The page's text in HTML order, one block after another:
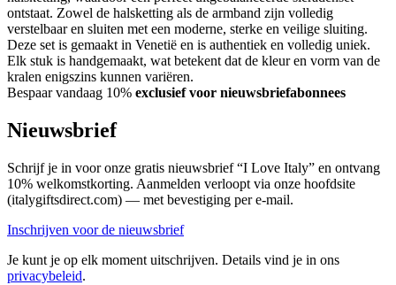
ontstaat. Zowel de halsketting als de armband zijn volledig
verstelbaar en sluiten met een moderne, sterke en veilige sluiting.
Deze set is gemaakt in Venetië en is authentiek en volledig uniek.
Elk stuk is handgemaakt, wat betekent dat de kleur en vorm van de
kralen enigszins kunnen variëren.
Bespaar vandaag 10% exclusief voor nieuwsbriefabonnees
Nieuwsbrief
Schrijf je in voor onze gratis nieuwsbrief “I Love Italy” en ontvang
10% welkomstkorting. Aanmelden verloopt via onze hoofdsite
(italygiftsdirect.com) — met bevestiging per e-mail.
Inschrijven voor de nieuwsbrief
Je kunt je op elk moment uitschrijven. Details vind je in ons
privacybeleid.